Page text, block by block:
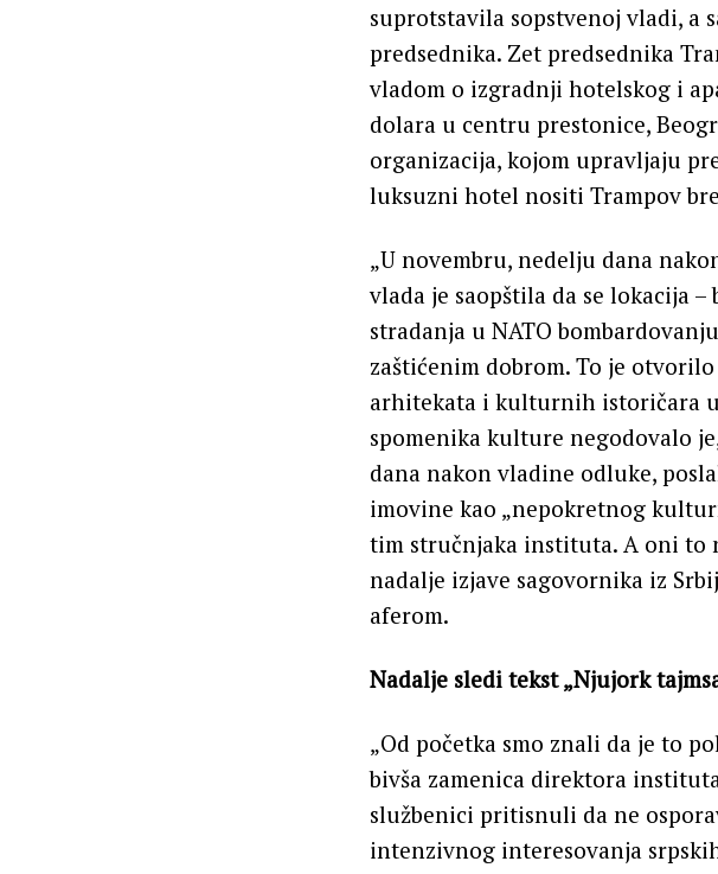
suprotstavila sopstvenoj vladi, a
predsednika. Zet predsednika
vladom o izgradnji hotelskog i
dolara u centru prestonice,
organizacija, kojom upravljaju
luksuzni hotel nositi Trampov
„U novembru, nedelju dana
vlada je saopštila da se lokacija
stradanja u NATO
zaštićenim dobrom. To je
arhitekata i kulturnih istoričara
spomenika kulture negodovalo
dana nakon vladine odluke,
imovine kao „nepokretnog
tim stručnjaka instituta. A oni to
nadalje izjave sagovornika iz
aferom.
Nadalje sledi tekst „Njujork
„Od početka smo znali da je to
bivša zamenica direktora
službenici pritisnuli da ne
intenzivnog interesovanja